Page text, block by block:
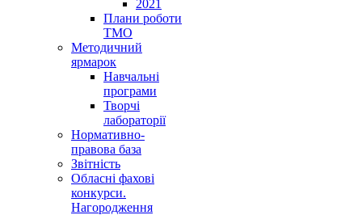
2021
Плани роботи
ТМО
Методичний
ярмарок
Навчальні
програми
Творчі
лабораторії
Нормативно-
правова база
Звітність
Обласні фахові
конкурси.
Нагородження